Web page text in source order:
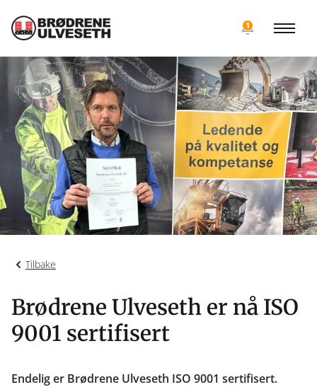
1
Tilbake
Brødrene Ulveseth er nå ISO
9001 sertifisert
Endelig er Brødrene Ulveseth ISO 9001 sertifisert.